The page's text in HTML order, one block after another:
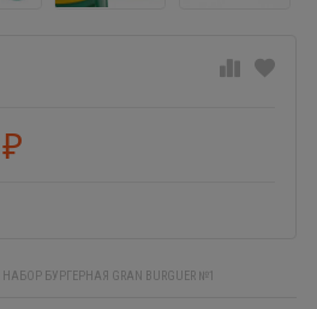
₽
БУРГЕРНАЯ GRAN BURGUER №1